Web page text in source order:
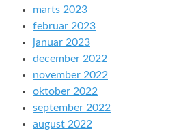
marts 2023
februar 2023
januar 2023
december 2022
november 2022
oktober 2022
september 2022
august 2022